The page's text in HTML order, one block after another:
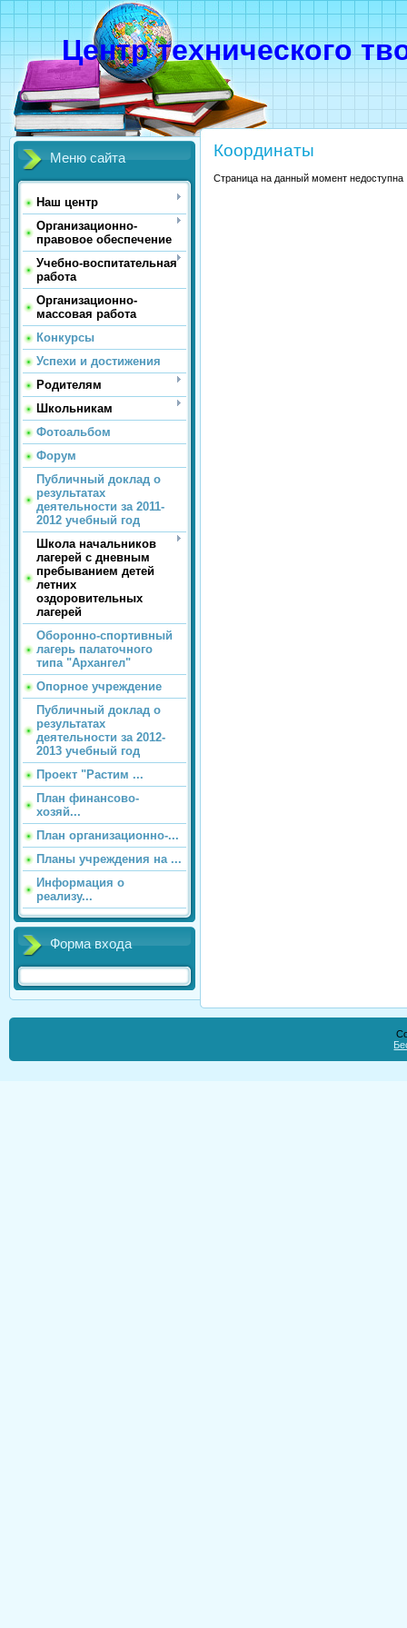
Центр технического
Меню сайта
Наш центр
Организационно-
правовое обеспечение
Учебно-воспитательная
работа
Организационно-
массовая работа
Конкурсы
Успехи и достижения
Родителям
Школьникам
Фотоальбом
Форум
Публичный доклад о
результатах
деятельности за 2011-
2012 учебный год
Школа начальников
лагерей с дневным
пребыванием детей
летних
оздоровительных
лагерей
Оборонно-спортивный
лагерь палаточного
типа "Архангел"
Опорное учреждение
Публичный доклад о
результатах
деятельности за 2012-
2013 учебный год
Проект "Растим ...
План финансово-
хозяй...
План организационно-...
Планы учреждения на ...
Информация о
реализу...
Форма входа
Координаты
Страница на данный момент недоступна